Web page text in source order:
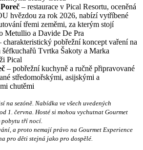
– restaurace v Pical Resortu, oceněná
hvězdou za rok 2026, nabízí vytříbené
třemi zeměmi, za kterým stojí
Metullio a Davide De Pra
charakteristický pobřežní koncept vaření na
Tvrtka Šakoty a Marka
Pical
– pobřežní kuchyně a ručně připravované
středomořskými, asijskými a
chutěmi
na sezóně. Nabídka ve všech uvedených
1. června. Hosté si mohou vychutnat Gourmet
pobytu tří nocí.
a proto nemají právo na Gourmet Experience
pro děti stejná jako pro dospělé.